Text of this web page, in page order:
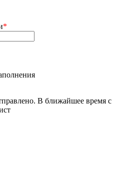
*
В ближайшее время с